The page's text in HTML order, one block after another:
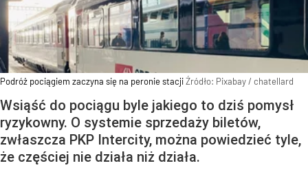
Podróż pociągiem zaczyna się na peronie stacjiŹródło: Pixabay/ chatellard
Wsiąść do pociągu byle jakiego to dziś pomysł
ryzykowny. O systemie sprzedaży biletów,
zwłaszcza PKP Intercity, można powiedzieć tyle,
że częściej nie działa niż działa.